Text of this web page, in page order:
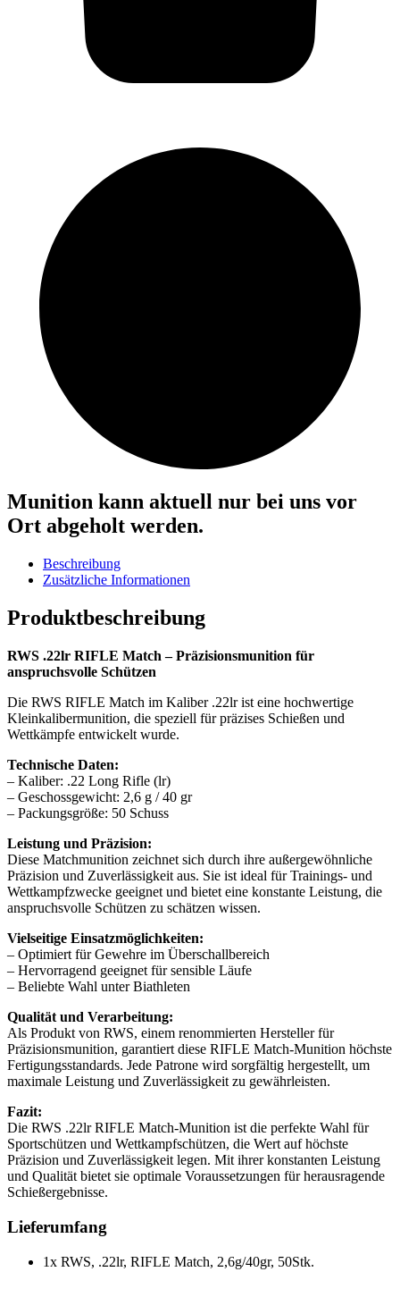
Munition kann aktuell nur bei uns vor
Ort abgeholt werden.
Beschreibung
Zusätzliche Informationen
Produktbeschreibung
RWS .22lr RIFLE Match – Präzisionsmunition für
anspruchsvolle Schützen
Die RWS RIFLE Match im Kaliber .22lr ist eine hochwertige
Kleinkalibermunition, die speziell für präzises Schießen und
Wettkämpfe entwickelt wurde.
Technische Daten:
– Kaliber: .22 Long Rifle (lr)
– Geschossgewicht: 2,6 g / 40 gr
– Packungsgröße: 50 Schuss
Leistung und Präzision:
Diese Matchmunition zeichnet sich durch ihre außergewöhnliche
Präzision und Zuverlässigkeit aus. Sie ist ideal für Trainings- und
Wettkampfzwecke geeignet und bietet eine konstante Leistung, die
anspruchsvolle Schützen zu schätzen wissen.
Vielseitige Einsatzmöglichkeiten:
– Optimiert für Gewehre im Überschallbereich
– Hervorragend geeignet für sensible Läufe
– Beliebte Wahl unter Biathleten
Qualität und Verarbeitung:
Als Produkt von RWS, einem renommierten Hersteller für
Präzisionsmunition, garantiert diese RIFLE Match-Munition höchste
Fertigungsstandards. Jede Patrone wird sorgfältig hergestellt, um
maximale Leistung und Zuverlässigkeit zu gewährleisten.
Fazit:
Die RWS .22lr RIFLE Match-Munition ist die perfekte Wahl für
Sportschützen und Wettkampfschützen, die Wert auf höchste
Präzision und Zuverlässigkeit legen. Mit ihrer konstanten Leistung
und Qualität bietet sie optimale Voraussetzungen für herausragende
Schießergebnisse.
Lieferumfang
1x RWS, .22lr, RIFLE Match, 2,6g/40gr, 50Stk.